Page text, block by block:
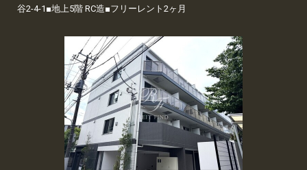
谷2-4-1■地上5階 RC造■フリーレント2ヶ月